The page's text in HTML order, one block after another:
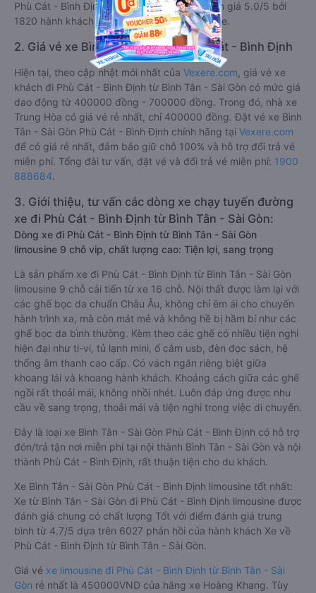
Phù Cát - Bình Định tốt nhất tuyến được đánh giá 5.0/5 bởi
1820 hành khách là nhà xe Tài Phát Limousine.
2. Giá vé xe Bình Tân - Sài Gòn Phù Cát - Bình Định
Hiện tại, theo cập nhật mới nhất của Vexere.com , giá vé xe
khách đi Phù Cát - Bình Định từ Bình Tân - Sài Gòn có mức giá
dao động từ 400000 đồng - 700000 đồng. Trong đó, nhà xe
Trung Hòa có giá vé rẻ nhất, chỉ 400000 đồng. Đặt vé xe Bình
Tân - Sài Gòn Phù Cát - Bình Định chính hãng tại Vexere.com
để có giá rẻ nhất, đảm bảo giữ chỗ 100% và hỗ trợ đổi trả vé
miễn phí. Tổng đài tư vấn, đặt vé và đổi trả vé miễn phí: 1900
888684.
3. Giới thiệu, tư vấn các dòng xe chạy tuyến đường
xe đi Phù Cát - Bình Định từ Bình Tân - Sài Gòn:
Dòng xe đi Phù Cát - Bình Định từ Bình Tân - Sài Gòn
limousine 9 chỗ vip, chất lượng cao: Tiện lợi, sang trọng
Là sản phẩm xe đi Phù Cát - Bình Định từ Bình Tân - Sài Gòn
limousine 9 chỗ cải tiến từ xe 16 chỗ. Nội thất được làm lại với
các ghế bọc da chuẩn Châu Âu, không chỉ êm ái cho chuyến
hành trình xa, mà còn mát mẻ và không hề bị hầm bí như các
ghế bọc da bình thường. Kèm theo các ghế có nhiều tiện nghi
hiện đại như ti-vi, tủ lạnh mini, ổ cắm usb, đèn đọc sách, hệ
thống âm thanh cao cấp. Có vách ngăn riêng biệt giữa
khoang lái và khoang hành khách. Khoảng cách giữa các ghế
ngồi rất thoải mái, không nhồi nhét. Luôn đáp ứng được nhu
cầu về sang trọng, thoải mái và tiện nghi trong việc di chuyển.
Đây là loại xe Bình Tân - Sài Gòn Phù Cát - Bình Định có hỗ trợ
đón/trả tận nơi miễn phí tại nội thành Bình Tân - Sài Gòn và nội
thành Phù Cát - Bình Định, rất thuận tiện cho du khách.
Xe Bình Tân - Sài Gòn Phù Cát - Bình Định limousine tốt nhất:
Xe từ Bình Tân - Sài Gòn đi Phù Cát - Bình Định limousine được
đánh giá chung có chất lượng Tốt với điểm đánh giá trung
bình từ 4.7/5 dựa trên 6027 phản hồi của hành khách Xe về
Phù Cát - Bình Định từ Bình Tân - Sài Gòn.
Giá vé xe limousine đi Phù Cát - Bình Định từ Bình Tân - Sài
Gòn rẻ nhất là 450000VND của hãng xe Hoàng Khang. Tùy